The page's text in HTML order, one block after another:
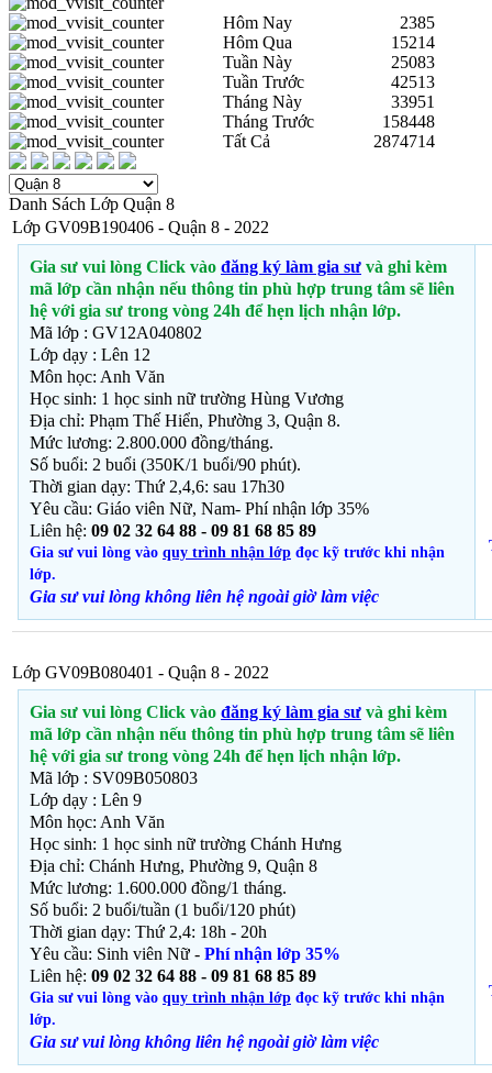
Hôm Nay
2385
Hôm Qua
15214
Tuần Này
25083
Tuần Trước
42513
Tháng Này
33951
Tháng Trước
158448
Tất Cả
2874714
Danh Sách Lớp Quận 8
Lớp GV09B190406 - Quận 8 - 2022
Gia sư vui lòng Click vào đăng ký làm gia sư và ghi kèm
mã lớp cần nhận nếu thông tin phù hợp trung tâm sẽ liên
hệ với gia sư trong vòng 24h để hẹn lịch nhận lớp.
Mã lớp : GV12A040802
Lớp dạy : Lên 12
Môn học: Anh Văn
Học sinh: 1 học sinh nữ trường Hùng Vương
Địa chỉ: Phạm Thế Hiển, Phường 3, Quận 8.
Mức lương: 2.800.000 đồng/tháng.
Số buổi: 2 buổi (350K/1 buổi/90 phút).
Thời gian dạy: Thứ 2,4,6: sau 17h30
Yêu cầu: Giáo viên Nữ, Nam- Phí nhận lớp 35%
Liên hệ: 09 02 32 64 88 - 09 81 68 85 89
Gia sư vui lòng vào quy trình nhận lớp đọc kỹ trước khi nhận
lớp.
Gia sư vui lòng không liên hệ ngoài giờlàm việc
Lớp GV09B080401 - Quận 8 - 2022
Gia sư vui lòng Click vào đăng ký làm gia sư và ghi kèm
mã lớp cần nhận nếu thông tin phù hợp trung tâm sẽ liên
hệ với gia sư trong vòng 24h để hẹn lịch nhận lớp.
Mã lớp : SV09B050803
Lớp dạy : Lên 9
Môn học: Anh Văn
Học sinh: 1 học sinh nữ trường Chánh Hưng
Địa chỉ: Chánh Hưng, Phường 9, Quận 8
Mức lương: 1.600.000 đồng/1 tháng.
Số buổi: 2 buổi/tuần (1 buổi/120 phút)
Thời gian dạy: Thứ 2,4: 18h - 20h
Yêu cầu: Sinh viên Nữ - Phí nhận lớp 35%
Liên hệ: 09 02 32 64 88 - 09 81 68 85 89
Gia sư vui lòng vào quy trình nhận lớp đọc kỹ trước khi nhận
lớp.
Gia sư vui lòng không liên hệ ngoài giờlàm việc